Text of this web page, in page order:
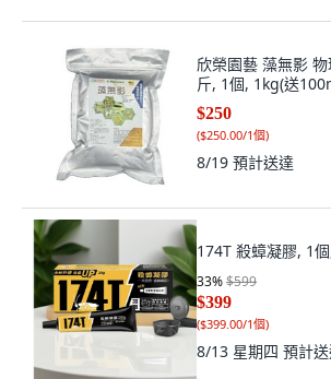
欣榮園藝 藻無影
斤, 1個, 1kg(送
$250
($250.00/1個)
8/19 預計送達
174T 殺蟑凝膠, 1
33%$599
$399
($399.00/1個)
8/13 星期四 預計